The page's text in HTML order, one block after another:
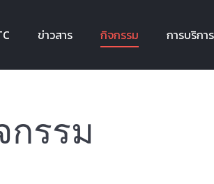
ข่าวสาร กิจกรรม การบริการ
กรรม